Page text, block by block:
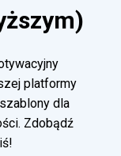
platformy
dla
Zdobądź